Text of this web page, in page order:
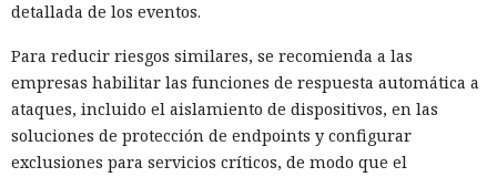
detallada de los eventos.
Para reducir riesgos similares, se recomienda a las
empresas habilitar las funciones de respuesta automática a
ataques, incluido el aislamiento de dispositivos, en las
soluciones de protección de endpoints y configurar
exclusiones para servicios críticos, de modo que el